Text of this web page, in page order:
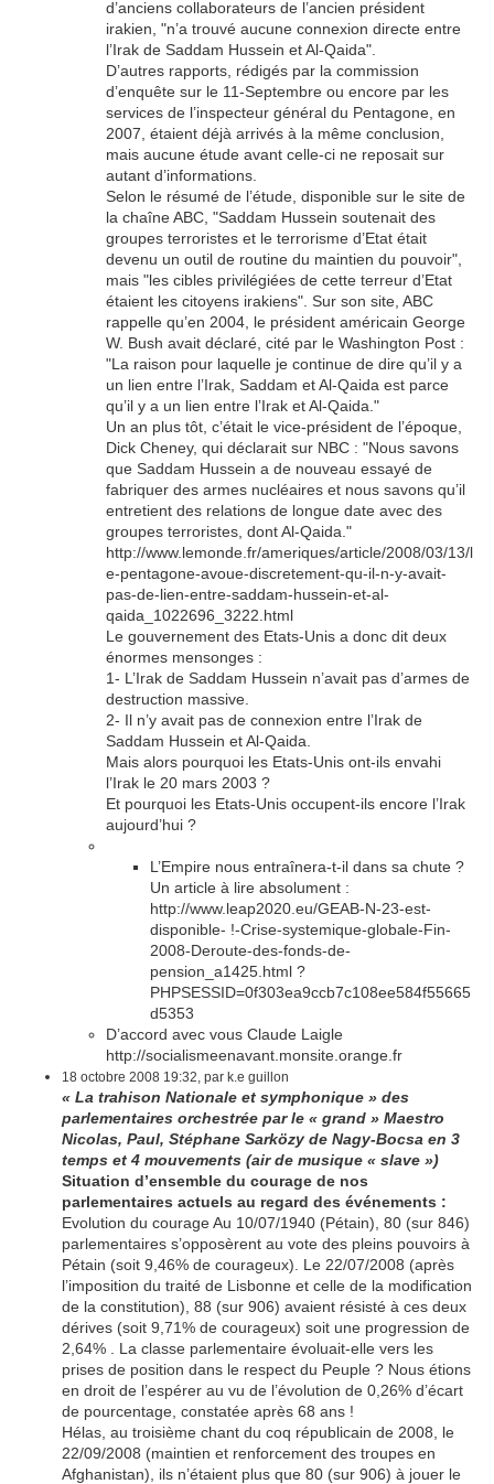
d’anciens collaborateurs de l’ancien président
irakien, "n’a trouvé aucune connexion directe entre
l’Irak de Saddam Hussein et Al-Qaida".
D’autres rapports, rédigés par la commission
d’enquête sur le 11-Septembre ou encore par les
services de l’inspecteur général du Pentagone, en
2007, étaient déjà arrivés à la même conclusion,
mais aucune étude avant celle-ci ne reposait sur
autant d’informations.
Selon le résumé de l’étude, disponible sur le site de
la chaîne ABC, "Saddam Hussein soutenait des
groupes terroristes et le terrorisme d’Etat était
devenu un outil de routine du maintien du pouvoir",
mais "les cibles privilégiées de cette terreur d’Etat
étaient les citoyens irakiens". Sur son site, ABC
rappelle qu’en 2004, le président américain George
W. Bush avait déclaré, cité par le Washington Post :
"La raison pour laquelle je continue de dire qu’il y a
un lien entre l’Irak, Saddam et Al-Qaida est parce
qu’il y a un lien entre l’Irak et Al-Qaida."
Un an plus tôt, c’était le vice-président de l’époque,
Dick Cheney, qui déclarait sur NBC : "Nous savons
que Saddam Hussein a de nouveau essayé de
fabriquer des armes nucléaires et nous savons qu’il
entretient des relations de longue date avec des
groupes terroristes, dont Al-Qaida."
http://www.lemonde.fr/ameriques/article/2008/03/13/l
e-pentagone-avoue-discretement-qu-il-n-y-avait-
pas-de-lien-entre-saddam-hussein-et-al-
qaida_1022696_3222.html
Le gouvernement des Etats-Unis a donc dit deux
énormes mensonges :
1- L’Irak de Saddam Hussein n’avait pas d’armes de
destruction massive.
2- Il n’y avait pas de connexion entre l’Irak de
Saddam Hussein et Al-Qaida.
Mais alors pourquoi les Etats-Unis ont-ils envahi
l’Irak le 20 mars 2003 ?
Et pourquoi les Etats-Unis occupent-ils encore l’Irak
aujourd’hui ?
L’Empire nous entraînera-t-il dans sa chute ?
Un article à lire absolument :
http://www.leap2020.eu/GEAB-N-23-est-
disponible- !-Crise-systemique-globale-Fin-
2008-Deroute-des-fonds-de-
pension_a1425.html ?
PHPSESSID=0f303ea9ccb7c108ee584f55665
d5353
D’accord avec vous Claude Laigle
http://socialismeenavant.monsite.orange.fr
18 octobre 2008 19:32, par k.e guillon
« La trahison Nationale et symphonique » des
parlementaires orchestrée par le « grand » Maestro
Nicolas, Paul, Stéphane Sarközy de Nagy-Bocsa en 3
temps et 4 mouvements (air de musique « slave »)
Situation d’ensemble du courage de nos
parlementaires actuels au regard des événements :
Evolution du courage Au 10/07/1940 (Pétain), 80 (sur 846)
parlementaires s’opposèrent au vote des pleins pouvoirs à
Pétain (soit 9,46% de courageux). Le 22/07/2008 (après
l’imposition du traité de Lisbonne et celle de la modification
de la constitution), 88 (sur 906) avaient résisté à ces deux
dérives (soit 9,71% de courageux) soit une progression de
2,64% . La classe parlementaire évoluait-elle vers les
prises de position dans le respect du Peuple ? Nous étions
en droit de l’espérer au vu de l’évolution de 0,26% d’écart
de pourcentage, constatée après 68 ans !
Hélas, au troisième chant du coq républicain de 2008, le
22/09/2008 (maintien et renforcement des troupes en
Afghanistan), ils n’étaient plus que 80 (sur 906) à jouer le